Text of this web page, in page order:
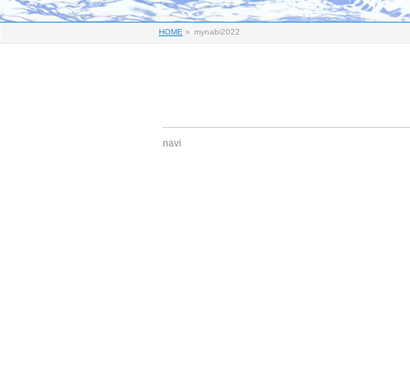
HOME » mynabi2022
navi